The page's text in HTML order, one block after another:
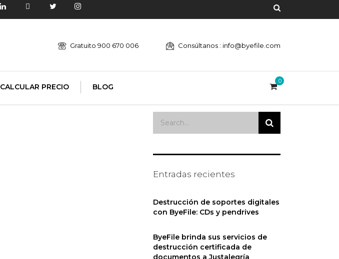
Gratuito 900 670 006 Consúltanos : info@byefile.com
CALCULAR PRECIO BLOG
0
Entradas recientes
Destrucción de soportes digitales
con ByeFile: CDs y pendrives
ByeFile brinda sus servicios de
destrucción certificada de
documentos a Justalegría